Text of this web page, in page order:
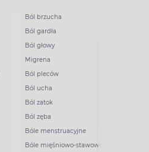
Ból brzucha
Ból gardła
Ból głowy
Migrena
Ból pleców
Ból ucha
Ból zatok
Ból zęba
Bóle menstruacyjne
Bóle mięśniowo-stawowe